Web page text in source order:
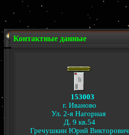
Контактные данные
153003
г. Иваново
Ул. 2-я Нагорная
Д. 9 кв.54
Гречушкин Юрий Викторович